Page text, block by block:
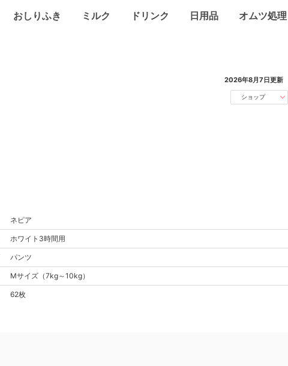
おしりふき ミルク ドリンク 日用品 オムツ処理
2026年8月7日更新
ショップ
ネピア
ホワイト 3時間用
パンツ
Mサイズ （7kg～10kg）
62枚